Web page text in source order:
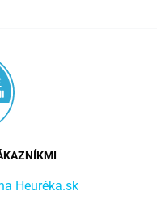
Heuréka.sk